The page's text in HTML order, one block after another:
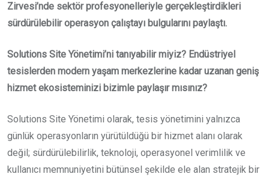
Zirvesi’nde sektör profesyonelleriyle gerçekleştirdikleri
sürdürülebilir operasyon çalıştayı bulgularını paylaştı.
Solutions Site Yönetimi’ni tanıyabilir miyiz? Endüstriyel
tesislerden modern yaşam merkezlerine kadar uzanan geniş
hizmet ekosisteminizi bizimle paylaşır mısınız?
Solutions Site Yönetimi olarak, tesis yönetimini yalnızca
günlük operasyonların yürütüldüğü bir hizmet alanı olarak
değil; sürdürülebilirlik, teknoloji, operasyonel verimlilik ve
kullanıcı memnuniyetini bütünsel şekilde ele alan stratejik bir